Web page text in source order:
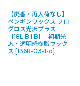
【廃番・再入荷なし】
ペンギンワックス プロ
グロス光沢プラス
［18L B.I.B］- 初期光
沢・透明感樹脂ワック
ス [1368-03-1-o]